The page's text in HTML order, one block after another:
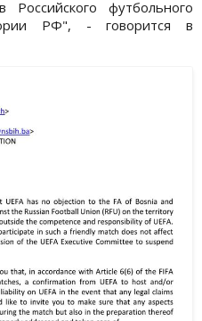
футбольного
РФ", - говорится в